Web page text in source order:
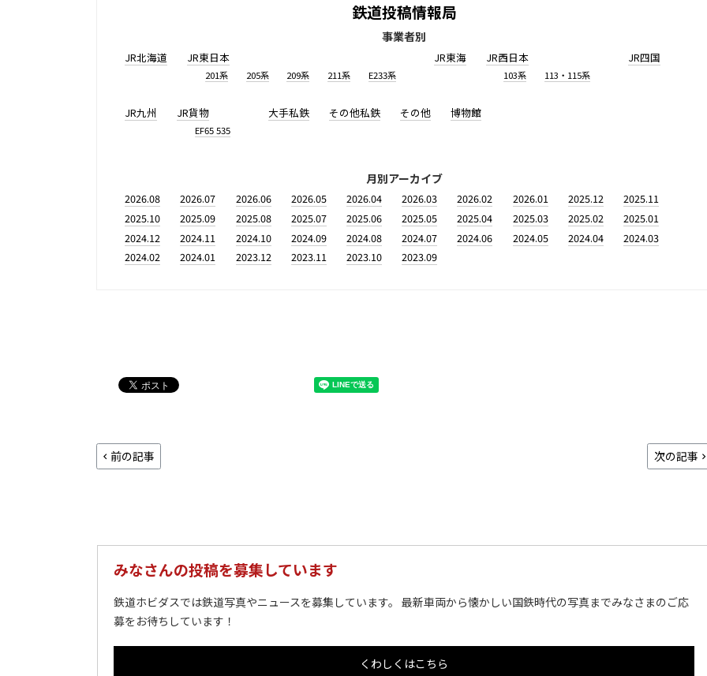
鉄道投稿情報局
事業者別
JR北海道 JR東日本
201系 205系 209系 211系 E233系
JR東海 JR西日本
103系 113・115系
JR四国
JR九州 JR貨物
EF65 535
大手私鉄 その他私鉄 その他 博物館
月別アーカイブ
2026.08 2026.07 2026.06 2026.05 2026.04 2026.03 2026.02 2026.01 2025.12
2025.11
2025.10
2025.09 2025.08 2025.07 2025.06 2025.05 2025.04 2025.03 2025.02
2025.01
2024.12
2024.11 2024.10 2024.09 2024.08 2024.07 2024.06 2024.05 2024.04
2024.03
2024.02
2024.01 2023.12 2023.11 2023.10 2023.09
前の記事 次の記事
みなさんの投稿を募集しています
鉄道ホビダスでは鉄道写真やニュースを募集しています。 最新車両から懐かしい国鉄時代の写真までみなさまのご応
募をお待ちしています！
くわしくはこちら